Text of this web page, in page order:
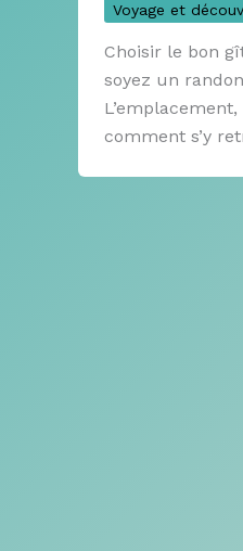
Voyage et
Choisir le bon
soyez un
comment s’y